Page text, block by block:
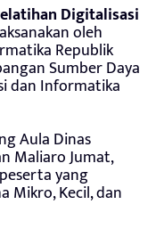
Digitalisasi
oleh
Republik
Sumber Daya
dan Informatika
Aula Dinas
Maliaro Jumat,
yang
Mikro, Kecil, dan